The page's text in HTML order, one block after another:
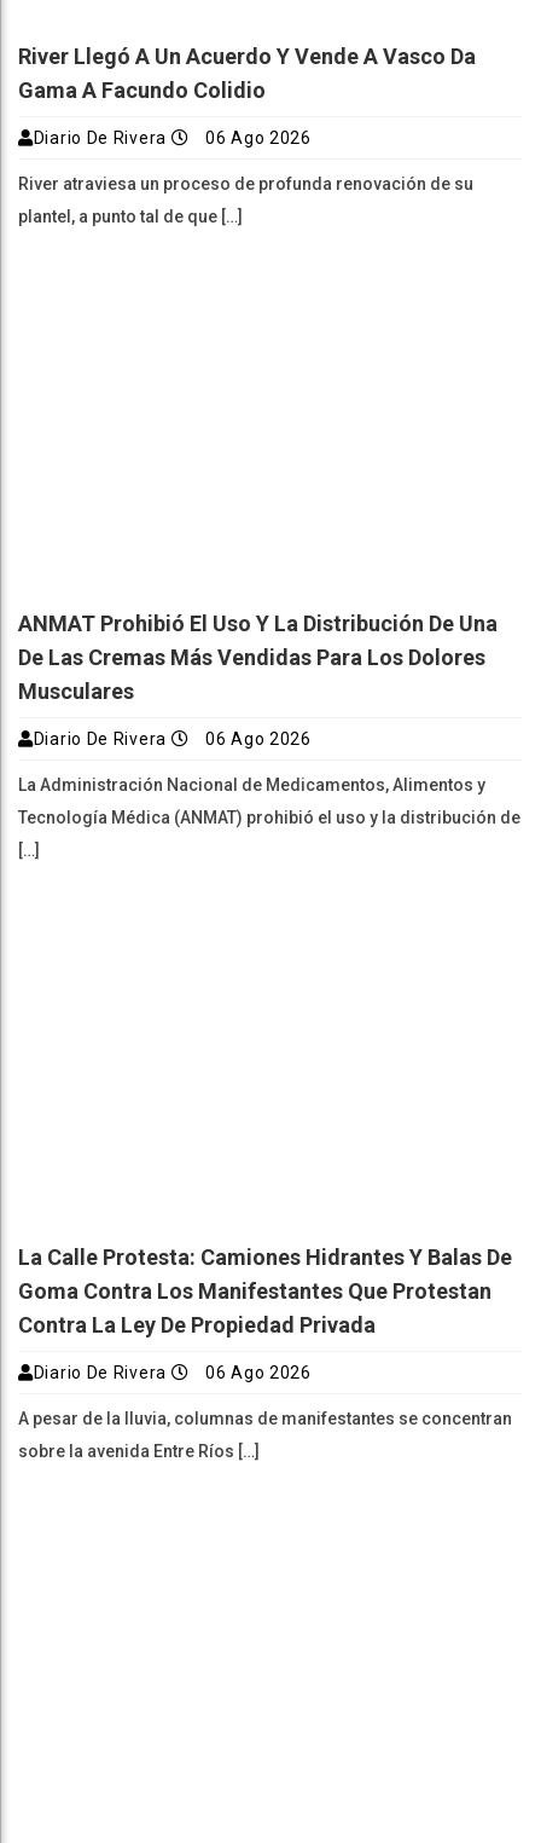
River Llegó A Un Acuerdo Y Vende A Vasco Da
Gama A Facundo Colidio
Diario De Rivera 06 Ago 2026
River atraviesa un proceso de profunda renovación de su
plantel, a punto tal de que […]
ANMAT Prohibió El Uso Y La Distribución De Una
De Las Cremas Más Vendidas Para Los Dolores
Musculares
Diario De Rivera 06 Ago 2026
La Administración Nacional de Medicamentos, Alimentos y
Tecnología Médica (ANMAT) prohibió el uso y la distribución de
[…]
La Calle Protesta: Camiones Hidrantes Y Balas De
Goma Contra Los Manifestantes Que Protestan
Contra La Ley De Propiedad Privada
Diario De Rivera 06 Ago 2026
A pesar de la lluvia, columnas de manifestantes se concentran
sobre la avenida Entre Ríos […]